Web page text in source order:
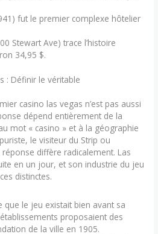
fut le premier complexe hôtelier
Stewart Ave) trace l’histoire
34,95 $.
: Définir le véritable
casino las vegas n’est pas aussi
dépend entièrement de la
mot « casino » et à la géographie
le visiteur du Strip ou
réponse diffère radicalement. Las
en un jour, et son industrie du jeu
distinctes.
que le jeu existait bien avant sa
proposaient des
de la ville en 1905.